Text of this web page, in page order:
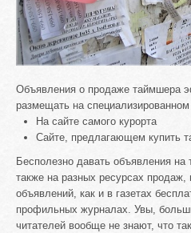
Объявления о продаже таймшера
размещать на специализированном
На сайте самого курорта
Сайте, предлагающем купить
Бесполезно давать объявления на
также на разных ресурсах
объявлений, как и в газетах
профильных журналах. Увы,
читателей вообще не знают, что